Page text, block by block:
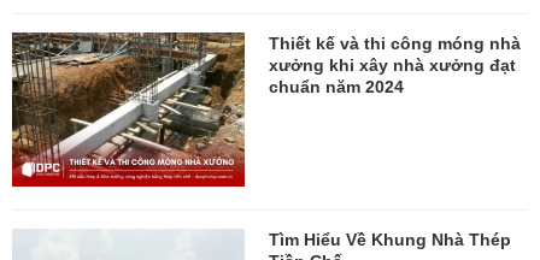
Thiết kế và thi công móng nhà
xưởng khi xây nhà xưởng đạt
chuẩn năm 2024
Tìm Hiểu Về Khung Nhà Thép